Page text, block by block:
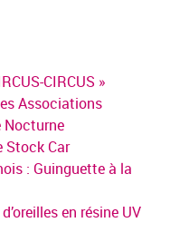
CIRCUS »
Associations
Nocturne
Stock Car
: Guinguette à la
en résine UV